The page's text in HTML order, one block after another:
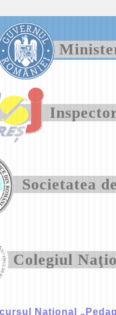
Societatea
Colegiul
Național